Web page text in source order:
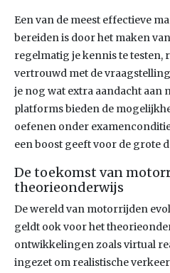
Een van de meest effectieve
bereiden is door het maken
regelmatig je kennis te testen,
vertrouwd met de
je nog wat extra aandacht aan
platforms bieden de
oefenen onder
een boost geeft voor de grote
De toekomst van
theorieonderwijs
De wereld van motorrijden
geldt ook voor het
ontwikkelingen zoals virtual
ingezet om realistische